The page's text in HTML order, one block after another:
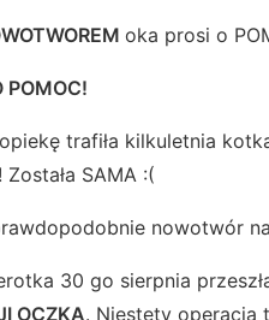
oka prosi o
POMOC!
trafiła kilkuletnia
Została SAMA :(
nowotwór
30 go sierpnia
OCZKA. Niestety operacja